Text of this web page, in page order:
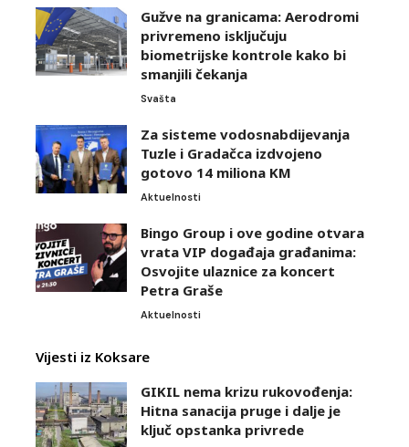
Gužve na granicama: Aerodromi
privremeno isključuju
biometrijske kontrole kako bi
smanjili čekanja
Svašta
Za sisteme vodosnabdijevanja
Tuzle i Gradačca izdvojeno
gotovo 14 miliona KM
Aktuelnosti
Bingo Group i ove godine otvara
vrata VIP događaja građanima:
Osvojite ulaznice za koncert
Petra Graše
Aktuelnosti
Vijesti iz Koksare
GIKIL nema krizu rukovođenja:
Hitna sanacija pruge i dalje je
ključ opstanka privrede